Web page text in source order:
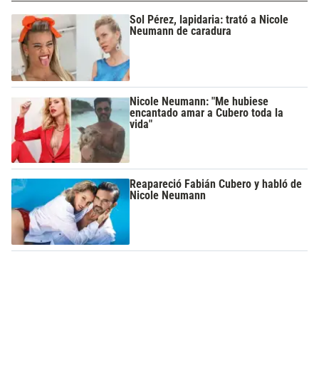
Sol Pérez, lapidaria: trató a Nicole
Neumann de caradura
Nicole Neumann: "Me hubiese
encantado amar a Cubero toda la
vida"
Reapareció Fabián Cubero y habló de
Nicole Neumann